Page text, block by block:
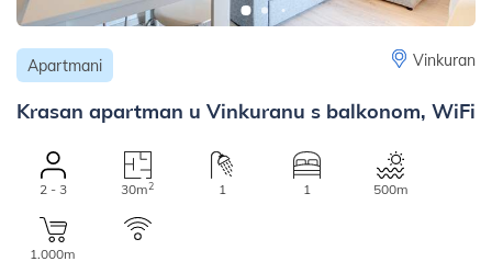
Apartmani Vinkuran
Krasan apartman u Vinkuranu s balkonom, WiFi
2 - 3 30m2 1 1 500m
1.000m